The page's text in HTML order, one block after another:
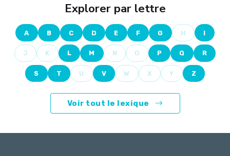
Explorer par lettre
A B C D E F G H I
J K L M N O P Q R
S T U V W X Y Z
Voir tout le lexique